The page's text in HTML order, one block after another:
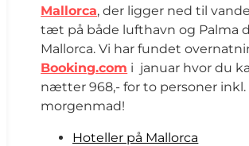
Mallorca, der ligger ned til
tæt på både lufthavn og Palma
Mallorca. Vi har fundet
Booking.com i januar hvor du
nætter 968,- for to personer inkl.
morgenmad!
Hoteller på Mallorca